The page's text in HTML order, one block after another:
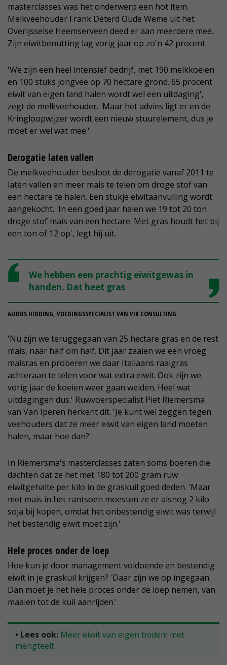
masterclasses was het onderwerp een hot item.
Melkveehouder Frank Deterd Oude Weme uit het
Overijsselse Heemserveen deed er aan meerdere mee.
Zijn eiwitbenutting lag vorig jaar op zo'n 42 procent.
'We zijn een heel intensief bedrijf, met 190 melkkoeien
en 100 stuks jongvee op 70 hectare grond. 65 procent
eiwit van eigen land halen wordt wel een uitdaging',
zegt de melkveehouder. 'Maar het advies ligt er en de
Kringloopwijzer wordt een nieuw stuurelement, dus je
moet er wel wat mee.'
Derogatie laten vallen
De melkveehouder besloot de derogatie vanaf 2011 te
laten vallen en meer mais te telen om droge stof van
een hectare te halen. Een stukje eiwitaanvulling wordt
aangekocht. 'In een goed jaar halen we 19 tot 20 ton
droge stof mais van een hectare. Met gras houdt het bij
een ton of 12 op', legt hij uit.
We hebben een prachtig eiwitgewas in
handen. Dat heet gras
ALIDUS HIDDING, VOEDINGSSPECIALIST VAN VIB CONSULTING
'Nu zijn we teruggegaan van 25 hectare gras en de rest
mais, naar half om half. Dit jaar zaaien we een vroeg
maisras en proberen we daar Italiaans raaigras
achteraan te telen voor wat extra eiwit. Ook zijn we
vorig jaar de koeien weer gaan weiden. Heel wat
uitdagingen dus.' Ruwvoerspecialist Piet Riemersma
van Van Iperen herkent dit. 'Je kunt wel zeggen tegen
veehouders dat ze meer eiwit van eigen land moeten
halen, maar hoe dan?'
In Riemersma's masterclasses zaten soms boeren die
dachten dat ze het met 180 tot 200 gram ruw
eiwitgehalte per kilo in de graskuil goed deden. 'Maar
met mais in het rantsoen moesten ze er alsnog 2 kilo
soja bij kopen, omdat het onbestendig eiwit was terwijl
het bestendig eiwit moet zijn.'
Hele proces onder de loep
Hoe kun je door management voldoende en bestendig
eiwit in je graskuil krijgen? 'Daar zijn we op ingegaan.
Dan moet je het hele proces onder de loep nemen, van
maaien tot de kuil aanrijden.'
• Lees ook: Meer eiwit van eigen bodem met
mengteelt